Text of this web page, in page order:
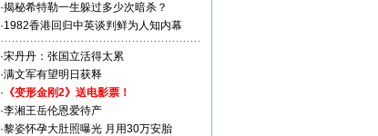
·揭秘希特勒一生躲过多少次暗杀？
·1982香港回归中英谈判鲜为人知内幕
·宋丹丹：张国立活得太累
·满文军有望明日获释
· 《变形金刚2》送电影票！
·李湘王岳伦恩爱待产
·黎姿怀孕大肚照曝光 月用30万安胎